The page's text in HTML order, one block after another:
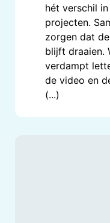
hét verschil
projecten.
zorgen dat
blijft draaien.
verdampt
de video en
(...)